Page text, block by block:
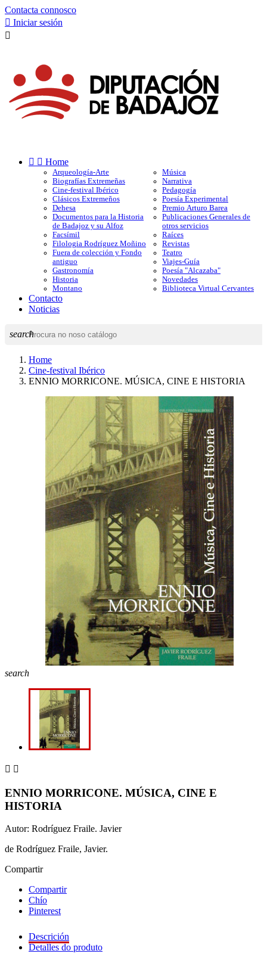
Contacta connosco
 Iniciar sesión

  Home
Arqueología-Arte
Biografías Extremeñas
Cine-festival Ibérico
Clásicos Extremeños
Dehesa
Documentos para la Historia
de Badajoz y su Alfoz
Facsímil
Filologia Rodríguez Moñino
Fuera de colección y Fondo
antiguo
Gastronomía
Historia
Montano
Música
Narrativa
Pedagogía
Poesía Experimental
Premio Arturo Barea
Publicaciones Generales de
otros servicios
Raíces
Revistas
Teatro
Viajes-Guía
Poesía "Alcazaba"
Novedades
Biblioteca Virtual Cervantes
Contacto
Noticias
search
Home
Cine-festival Ibérico
ENNIO MORRICONE. MÚSICA, CINE E HISTORIA
search
 
ENNIO MORRICONE. MÚSICA, CINE E
HISTORIA
Autor: Rodríguez Fraile. Javier
de Rodríguez Fraile, Javier.
Compartir
Compartir
Chío
Pinterest
Descrición
Detalles do produto